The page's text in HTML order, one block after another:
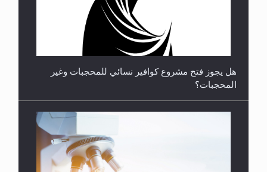
**الحصن الحصين من وساوس المعارضين ...**...
هل يجوز فتح مشروع كوافير نسائي للمحجبات وغير
المحجبات؟